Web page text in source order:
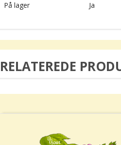
På lager
Ja
RELATEREDE